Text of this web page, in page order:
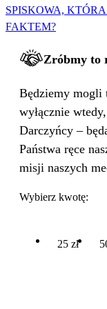
SPISKOWA,
FAKTEM?
Zróbmy to
Będziemy mogli
wyłącznie
Darczyńcy –
Państwa ręce
misji naszych
Wybierz kwotę:
25 zł